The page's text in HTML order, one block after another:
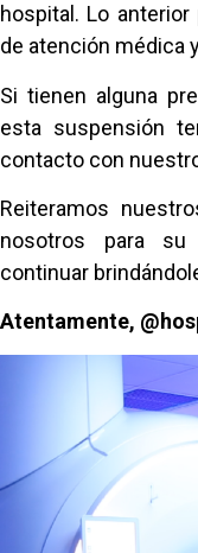
hospital. Lo
de atención médica
Si tienen alguna
esta suspensión
contacto con
Reiteramos
nosotros para su
continuar
Atentamente,